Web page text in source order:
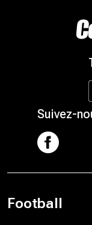
Suivez-
Football